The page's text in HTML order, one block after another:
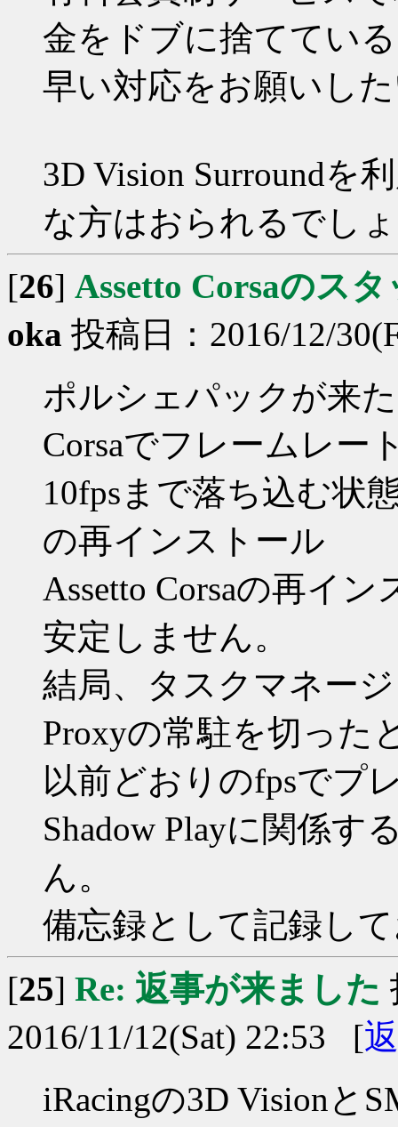
金をドブに捨ててい
早い対応をお願いし
3D Vision Surroundを
な方はおられるでし
[26] Assetto Corsaのス
oka 投稿日：2016/12/
ポルシェパックが来
Corsaでフレームレー
10fpsまで落ち込む状
の再インストール
Assetto Corsaの再イ
安定しません。
結局、タスクマネー
Proxyの常駐を切った
以前どおりのfpsでプ
Shadow Playに関係す
ん。
備忘録として記録し
[25] Re: 返事が来ました
2016/11/12(Sat) 22:53 [
iRacingの3D Visionと